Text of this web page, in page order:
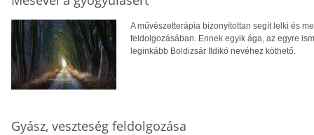
A művészetterápia bizonyítottan segít lelki és
feldolgozásában. Ennek egyik ága, az egyre
leginkább Boldizsár Ildikó nevéhez köthető.
Gyász, veszteség feldolgozása